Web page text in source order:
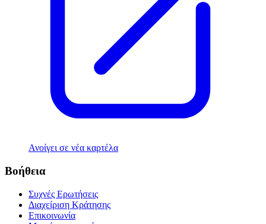
Ανοίγει σε νέα καρτέλα
Βοήθεια
Συχνές Ερωτήσεις
Διαχείριση Κράτησης
Επικοινωνία